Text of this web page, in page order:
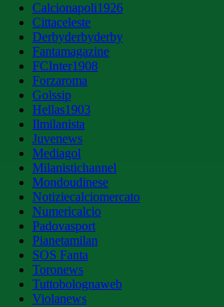
Calcionapoli1926
Cittaceleste
Derbyderbyderby
Fantamagazine
FCInter1908
Forzaroma
Golssip
Hellas1903
Ilmilanista
Juvenews
Mediagol
Milanistichannel
Mondoudinese
Notiziecalciomercato
Numericalcio
Padovasport
Pianetamilan
SOS Fanta
Toronews
Tuttobolognaweb
Violanews